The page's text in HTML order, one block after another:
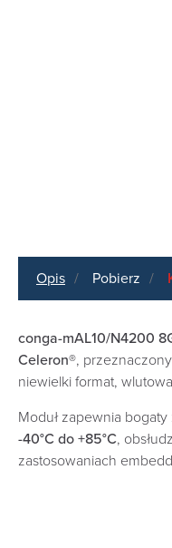
Opis Pobierz
conga-mAL10/N4200
Celeron®,
niewielki format,
Moduł zapewnia
-40°C do +85°C,
zastosowaniach